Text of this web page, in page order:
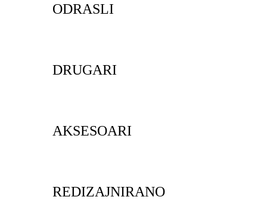
ODRASLI
DRUGARI
AKSESOARI
REDIZAJNIRANO